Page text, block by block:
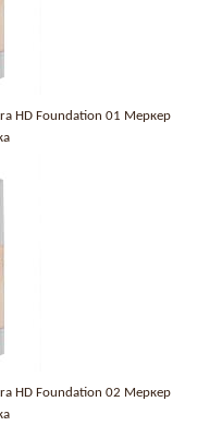
HD Foundation 01 Меркер
HD Foundation 02 Меркер